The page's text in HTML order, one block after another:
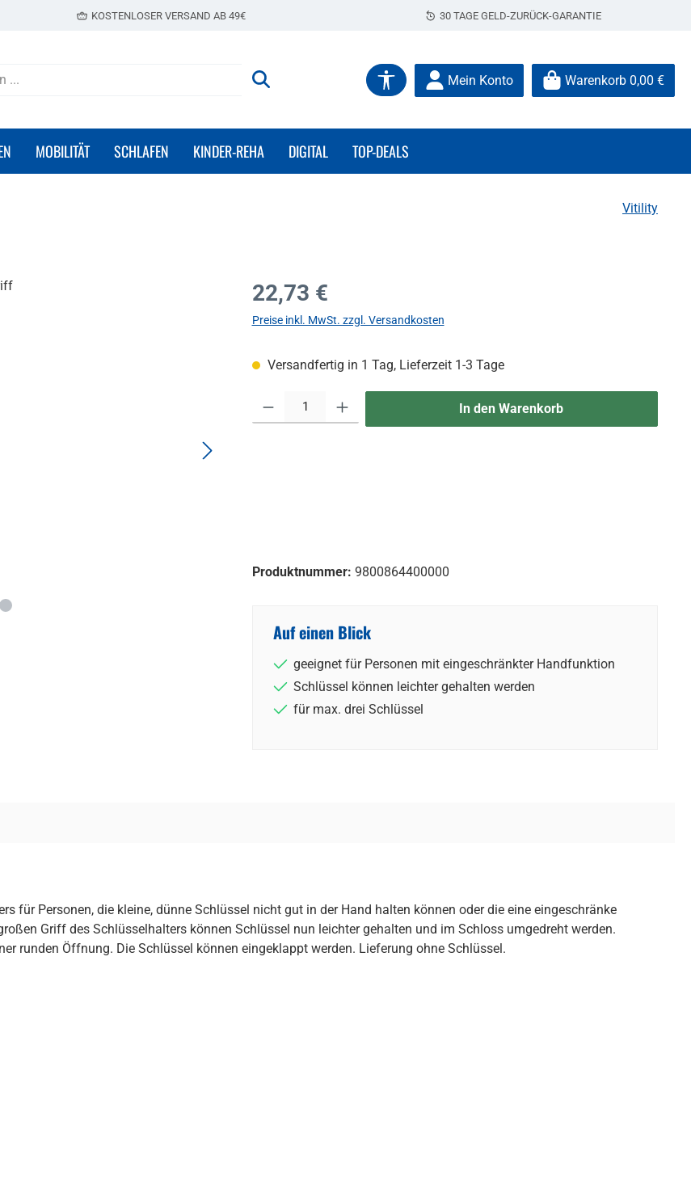
KOSTENLOSER VERSAND AB 49€ 30 TAGE GELD-ZURÜCK-GARANTIE
Werkzeugleiste anzeigen
Mein Konto Warenkorb 0,00 €
MOBILITÄT SCHLAFEN KINDER-REHA DIGITAL TOP-DEALS
Vitility
Regulärer Preis:
22,73 €
Preise inkl. MwSt. zzgl. Versandkosten
Versandfertig in 1 Tag, Lieferzeit 1-3 Tage
In den Warenkorb
Produktnummer: 9800864400000
Auf einen Blick
geeignet für Personen mit eingeschränkter Handfunktion
Schlüssel können leichter gehalten werden
für max. drei Schlüssel
für Personen, die kleine, dünne Schlüssel nicht gut in der Hand halten können oder die eine eingeschränke
Griff des Schlüsselhalters können Schlüssel nun leichter gehalten und im Schloss umgedreht werden.
runden Öffnung. Die Schlüssel können eingeklappt werden. Lieferung ohne Schlüssel.